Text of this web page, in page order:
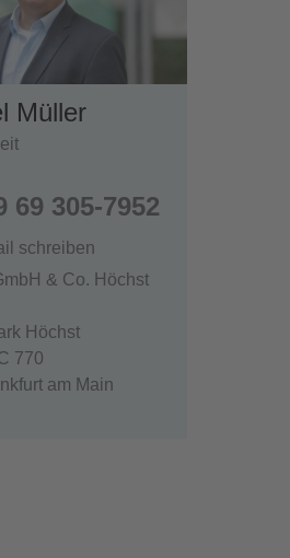
Müller
69 305-7952
schreiben
& Co. Höchst
Höchst
770
am Main